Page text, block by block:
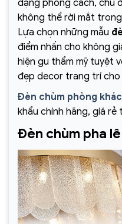
dạng phong cách, chủ
không thể rời mắt
Lựa chọn những mẫu
điểm nhấn cho không
hiện gu thẩm mỹ tuyệt
đẹp decor trang trí cho
Đèn chùm phòng
khẩu chính hãng, giá rẻ
Đèn chùm pha